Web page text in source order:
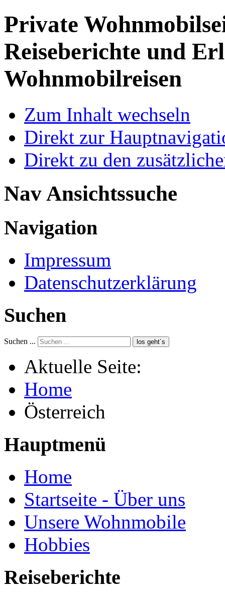
Private
Reiseberichte und
Wohnmobilreisen
Zum Inhalt wechseln
Direkt zur
Direkt zu den
Nav Ansichtssuche
Navigation
Impressum
Datenschutzerklärung
Suchen
Suchen ... los geht´s
Aktuelle Seite:
Home
Österreich
Hauptmenü
Home
Startseite - Über uns
Unsere Wohnmobile
Hobbies
Reiseberichte